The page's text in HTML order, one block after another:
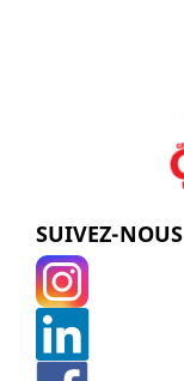
SUIVEZ-NOUS